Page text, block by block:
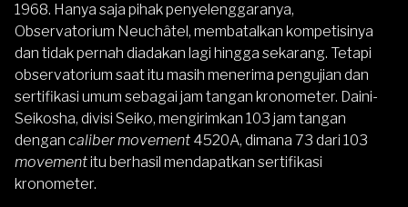
1968. Hanya saja pihak penyelenggaranya,
Observatorium Neuchâtel, membatalkan kompetisinya
dan tidak pernah diadakan lagi hingga sekarang. Tetapi
observatorium saat itu masih menerima pengujian dan
sertifikasi umum sebagai jam tangan kronometer. Daini-
Seikosha, divisi Seiko, mengirimkan 103 jam tangan
dengan caliber movement 4520A, dimana 73 dari 103
movementitu berhasil mendapatkan sertifikasi
kronometer.